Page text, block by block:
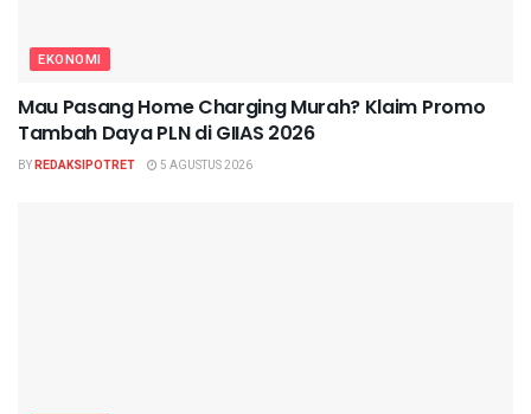
EKONOMI
Mau Pasang Home Charging Murah? Klaim Promo
Tambah Daya PLN di GIIAS 2026
BYREDAKSIPOTRET 5 AGUSTUS 2026